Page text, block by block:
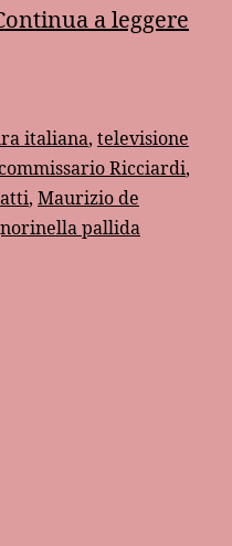
a leggere
italiana, televisione
Ricciardi,
, Maurizio de
pallida